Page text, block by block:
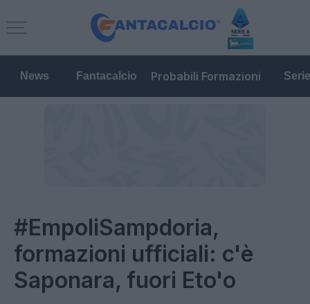
News Fantacalcio Probabili Formazioni
#EmpoliSampdoria,
formazioni ufficiali: c'è
Saponara, fuori Eto'o